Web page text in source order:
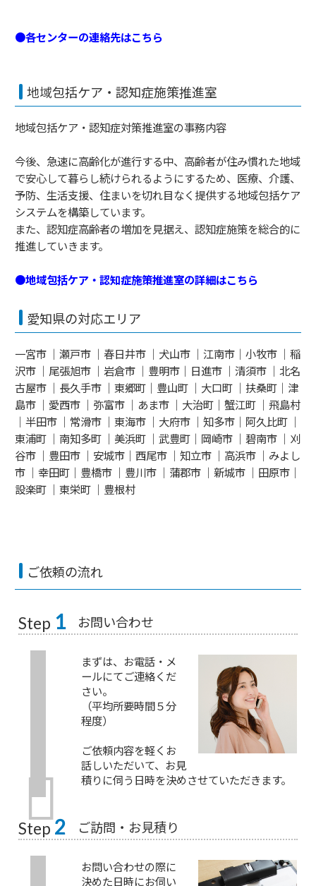
●各センターの連絡先はこちら
地域包括ケア・認知症施策推進室
地域包括ケア・認知症対策推進室の事務内容
今後、急速に高齢化が進行する中、高齢者が住み慣れた地域
で安心して暮らし続けられるようにするため、医療、介護、
予防、生活支援、住まいを切れ目なく提供する地域包括ケア
システムを構築しています。
また、認知症高齢者の増加を見据え、認知症施策を総合的に
推進していきます。
●地域包括ケア・認知症施策推進室の詳細はこちら
愛知県の対応エリア
一宮市 ｜瀬戸市 ｜春日井市 ｜犬山市 ｜江南市｜小牧市 ｜稲
沢市 ｜尾張旭市 ｜岩倉市 ｜豊明市｜日進市 ｜清須市 ｜北名
古屋市 ｜長久手市 ｜東郷町｜豊山町 ｜大口町 ｜扶桑町｜津
島市 ｜愛西市 ｜弥富市 ｜あま市 ｜大治町｜蟹江町 ｜飛島村
｜半田市 ｜常滑市 ｜東海市 ｜大府市 ｜知多市｜阿久比町 ｜
東浦町 ｜南知多町 ｜美浜町 ｜武豊町｜岡崎市 ｜碧南市 ｜刈
谷市 ｜豊田市 ｜安城市｜西尾市 ｜知立市 ｜高浜市 ｜みよし
市 ｜幸田町｜豊橋市 ｜豊川市 ｜蒲郡市 ｜新城市 ｜田原市｜
設楽町 ｜東栄町 ｜豊根村
ご依頼の流れ
Step 1 お問い合わせ
まずは、お電話・メ
ールにてご連絡くだ
さい。
（平均所要時間５分
程度）
ご依頼内容を軽くお
話しいただいて、お見
積りに伺う日時を決めさせていただきます。
Step 2 ご訪問・お見積り
お問い合わせの際に
決めた日時にお伺い